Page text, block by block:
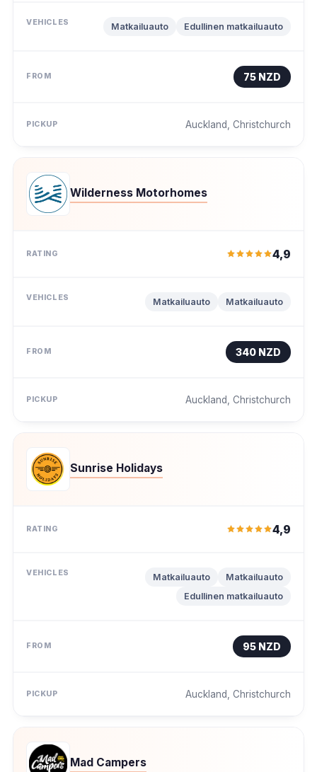
Matkailuauto Edullinen matkailuauto
75 NZD
Auckland, Christchurch
Wilderness Motorhomes
4,9
Matkailuauto Matkailuauto
340 NZD
Auckland, Christchurch
Sunrise Holidays
4,9
Matkailuauto
Matkailuauto
Edullinen matkailuauto
95 NZD
Auckland, Christchurch
Mad Campers